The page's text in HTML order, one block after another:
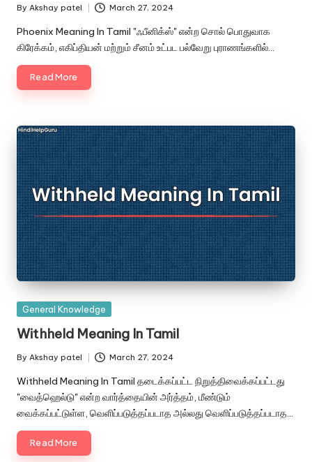
Posted
by
By Akshay patel March 27, 2024
Phoenix Meaning In Tamil "ஃபீனிக்ஸ்" என்ற சொல் பொதுவாக
கிரேக்கம், எகிப்தியன் மற்றும் சீனம் உட்பட பல்வேறு புராணங்களில்…
Read More
Posted
General Knowledge
Withheld Meaning In Tamil
Posted
by
By Akshay patel March 27, 2024
Withheld Meaning In Tamil தடைக்கப்பட்ட நிறுத்திவைக்கப்பட்டது
"வைத்ஹெல்டு" என்ற வார்த்தையின் அர்த்தம், மீண்டும்
வைக்கப்பட்டுள்ள, வெளிப்படுத்தப்படாத அல்லது வெளிப்படுத்தப்படாத…
Read More